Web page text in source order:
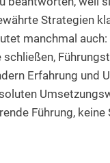
Strategien
manchmal
Erfahrung und
Führung,